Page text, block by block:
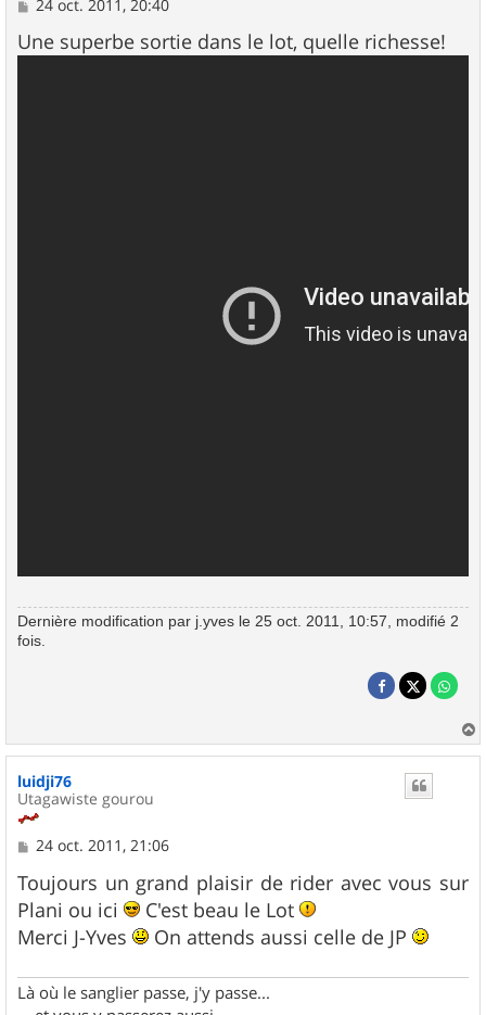
s
s
24 oct. 2011, 20:40
Une superbe sortie dans le lot, quelle richesse!
Dernière modification par j.yves le 25 oct. 2011, 10:57, modifié 2
fois.
a
luidji76
Utagawiste gourou
M
s
s
a
g
e
24 oct. 2011, 21:06
Toujours un grand plaisir de rider avec vous sur
Plani ou ici
C'est beau le Lot
Merci J-Yves
On attends aussi celle de JP
Là où le sanglier passe, j'y passe...